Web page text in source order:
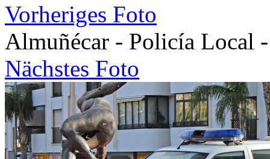
Vorheriges Foto
Almuñécar - Policía Local
Nächstes Foto